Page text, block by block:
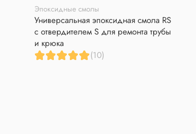
Эпоксидные смолы
Универсальная эпоксидная смола RS
с отвердителем S для ремонта трубы
и крюка
(10)